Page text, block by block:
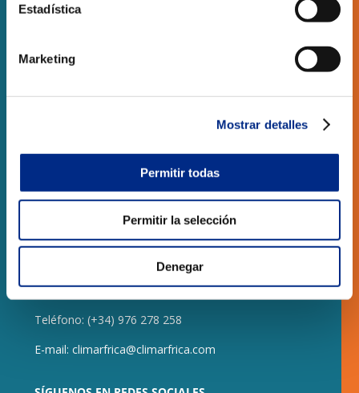
Estadística
Marketing
Mostrar detalles
Permitir todas
Permitir la selección
Denegar
SERVICIOS
RESIDENCIAL
CONTACTO
Monasterio de Samos, 8 local
50013 – Zaragoza
Teléfono: (+34) 976 278 258
E-mail: climarfrica@climarfrica.com